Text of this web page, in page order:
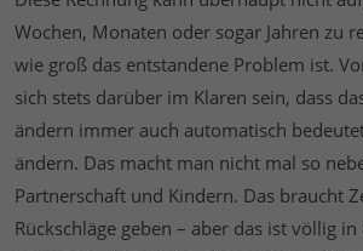
Wochen, Monaten oder sogar Jahren zu
wie groß das entstandene Problem ist.
sich stets darüber im Klaren sein, dass
ändern immer auch automatisch
ändern. Das macht man nicht mal so
Partnerschaft und Kindern. Das braucht
Rückschläge geben – aber das ist völlig